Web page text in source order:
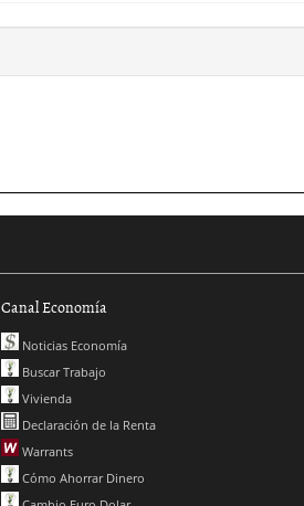
Canal Economía
Noticias Economía
Buscar Trabajo
Vivienda
Declaración de la Renta
Warrants
Cómo Ahorrar Dinero